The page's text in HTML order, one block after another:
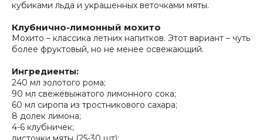
кубиками льда и украшенных веточками мяты.
Клубнично-лимонный мохито
Мохито – классика летних напитков. Этот вариант – чуть
более фруктовый, но не менее освежающий.
Ингредиенты:
240 мл золотого рома;
90 мл свежевыжатого лимонного сока;
60 мл сиропа из тростникового сахара;
8 долек лимона;
4-6 клубничек;